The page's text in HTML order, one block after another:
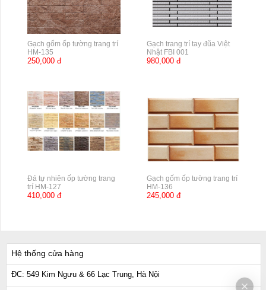
Gạch gốm ốp tường trang trí
HM-135
250,000 đ
Gạch trang trí tay đũa Việt
Nhật FBI 001
980,000 đ
Đá tự nhiên ốp tường trang
trí HM-127
410,000 đ
Gạch gốm ốp tường trang trí
HM-136
245,000 đ
Hệ thống cửa hàng
ĐC: 549 Kim Ngưu & 66 Lạc Trung, Hà Nội